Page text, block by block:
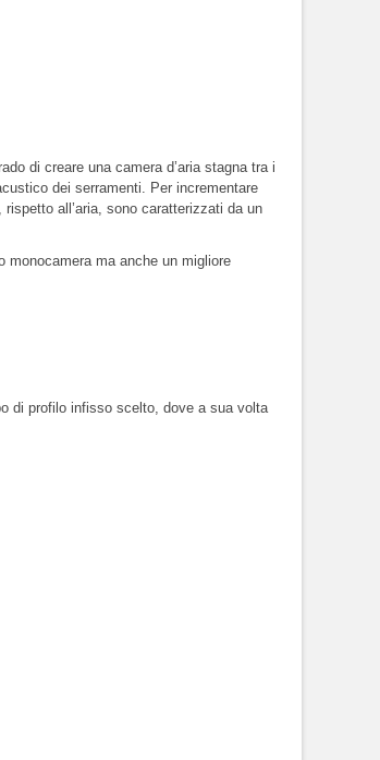
di creare una camera d’aria stagna tra i
dei serramenti. Per incrementare
all’aria, sono caratterizzati da un
monocamera ma anche un migliore
di profilo infisso scelto, dove a sua volta